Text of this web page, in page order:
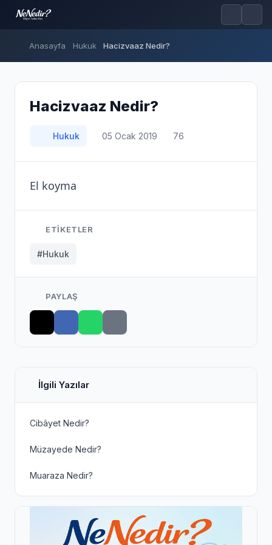
Anasayfa Hukuk Hacizvaaz Nedir?
Hacizvaaz Nedir?
Hukuk 05 Ocak 2019 76
El koyma
ETIKETLER
#Hukuk
PAYLAŞ
İlgili Yazılar
Cibâyet Nedir?
Müzayede Nedir?
Muaraza Nedir?